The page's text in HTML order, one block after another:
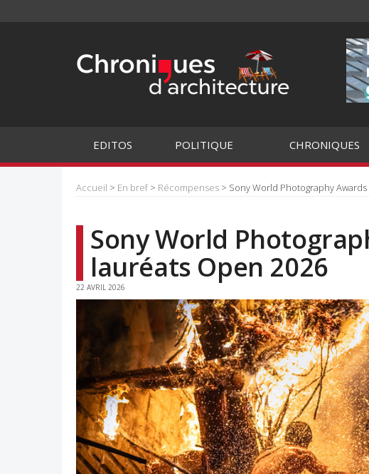
EDITOS POLITIQUE CHRONIQUES
Accueil > En bref > Récompenses > Sony World Photography
Sony World
lauréats Open 2026
22 AVRIL 2026